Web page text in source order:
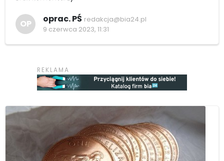
OP oprac. PŚ redakcja@bia24.pl
9 czerwca 2023, 11:31